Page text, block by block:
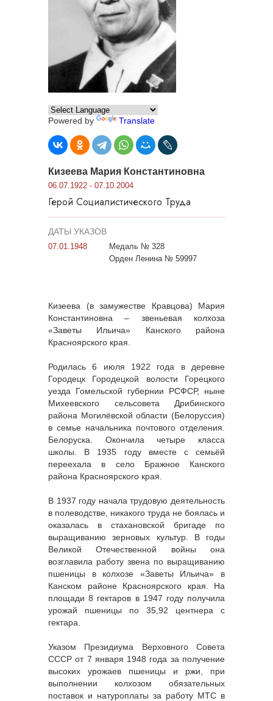
Powered by Translate
Кизеева Мария Константиновна
06.07.1922 - 07.10.2004
Герой Социалистического Труда
ДАТЫ УКАЗОВ
07.01.1948
Медаль № 328
Орден Ленина № 59997
Кизеева (в замужестве Кравцова) Мария
Константиновна ‒ звеньевая колхоза
«Заветы Ильича» Канского района
Красноярского края.
Родилась 6 июля 1922 года в деревне
Городецк Городецкой волости Горецкого
уезда Гомельской губернии РСФСР, ныне
Михеевского сельсовета Дрибинского
района Могилёвской области (Белоруссия)
в семье начальника почтового отделения.
Белоруска. Окончила четыре класса
школы. В 1935 году вместе с семьёй
переехала в село Бражное Канского
района Красноярского края.
В 1937 году начала трудовую деятельность
в полеводстве, никакого труда не боялась и
оказалась в стахановской бригаде по
выращиванию зерновых культур. В годы
Великой Отечественной войны она
возглавила работу звена по выращиванию
пшеницы в колхозе «Заветы Ильича» в
Канском районе Красноярского края. На
площади 8 гектаров в 1947 году получила
урожай пшеницы по 35,92 центнера с
гектара.
Указом Президиума Верховного Совета
СССР от 7 января 1948 года за получение
высоких урожаев пшеницы и ржи, при
выполнении колхозом обязательных
поставок и натуроплаты за работу МТС в